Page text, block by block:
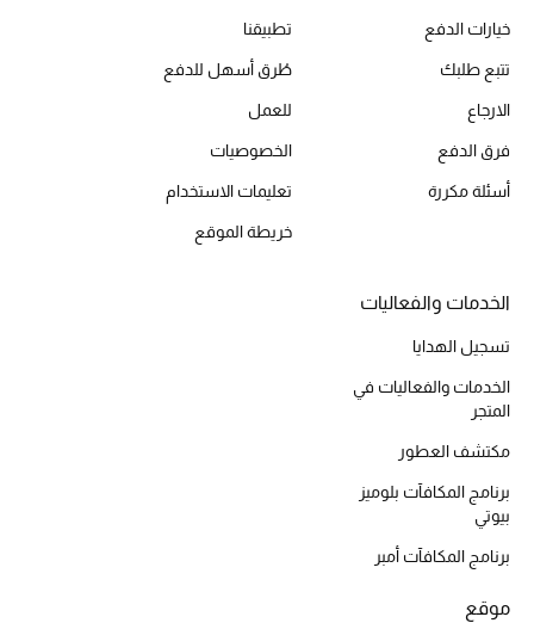
خيارات الدفع
تتبع طلبك
الارجاع
فرق الدفع
أسئلة مكررة
تطبيقنا
طُرق أسهل للدفع
للعمل
الخصوصيات
تعليمات الاستخدام
خريطة الموقع
الخدمات والفعاليات
تسجيل الهدايا
الخدمات والفعاليات في
المتجر
مكتشف العطور
برنامج المكافآت بلوميز
بيوتي
برنامج المكافآت أمبر
موقع